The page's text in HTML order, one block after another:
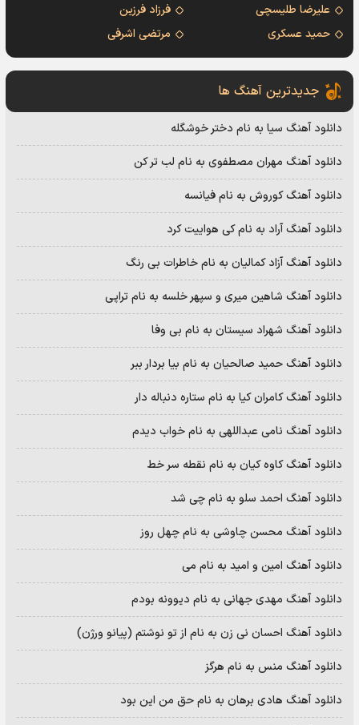
علیرضا طلیسچی
فرزاد فرزین
حمید عسکری
مرتضی اشرفی
جدیدترین آهنگ ها
دانلود آهنگ سیا به نام دختر خوشگله
دانلود آهنگ مهران مصطفوی به نام لب تر کن
دانلود آهنگ کوروش به نام فیانسه
دانلود آهنگ آراد به نام کی هواییت کرد
دانلود آهنگ آزاد کمالیان به نام خاطرات بی رنگ
دانلود آهنگ شاهین میری و سپهر خلسه به نام تراپی
دانلود آهنگ شهراد سیستان به نام بی وفا
دانلود آهنگ حمید صالحیان به نام بیا بردار ببر
دانلود آهنگ کامران کیا به نام ستاره دنباله دار
دانلود آهنگ نامی عبداللهی به نام خواب دیدم
دانلود آهنگ کاوه کیان به نام نقطه سر خط
دانلود آهنگ احمد سلو به نام چی شد
دانلود آهنگ محسن چاوشی به نام چهل روز
دانلود آهنگ امین و امید به نام می
دانلود آهنگ مهدی جهانی به نام دیوونه بودم
دانلود آهنگ احسان نی زن به نام از تو نوشتم (پیانو ورژن)
دانلود آهنگ منس به نام هرگز
دانلود آهنگ هادی برهان به نام حق من این بود